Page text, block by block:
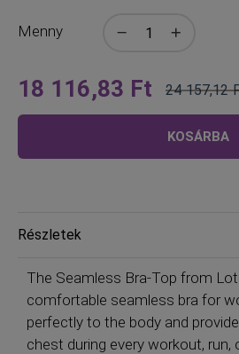
Menny
Olyan
alacsony,
18 116,83 Ft
Normál
24 157,12
KOSÁRBA
Részletek
The Seamless Bra-Top from
comfortable seamless bra for
perfectly to the body and
chest during every workout, run,